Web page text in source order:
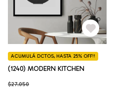
(1240) MODERN KITCHEN
$27.050
ACUMULÁ DCTOS, HASTA 25% OFF!!